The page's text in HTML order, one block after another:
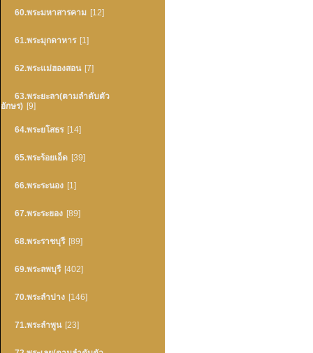
60.พระมหาสารคาม [12]
61.พระมุกดาหาร [1]
62.พระแม่ฮองสอน [7]
63.พระยะลา(ตามลำดับตัว
อักษร) [9]
64.พระยโสธร [14]
65.พระร้อยเอ็ด [39]
66.พระระนอง [1]
67.พระระยอง [89]
68.พระราชบุรี [89]
69.พระลพบุรี [402]
70.พระลำปาง [146]
71.พระลำพูน [23]